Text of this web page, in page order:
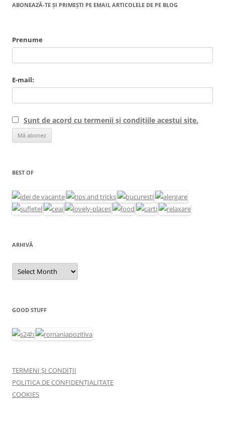
ABONEAZĂ-TE ȘI PRIMEȘTI PE EMAIL ARTICOLELE DE PE BLOG
Prenume
E-mail:
Sunt de acord cu termenii și condițiile acestui site.
BEST OF
ARHIVĂ
Arhivă
GOOD STUFF
TERMENI ȘI CONDIȚII
POLITICA DE CONFIDENȚIALITATE
COOKIES